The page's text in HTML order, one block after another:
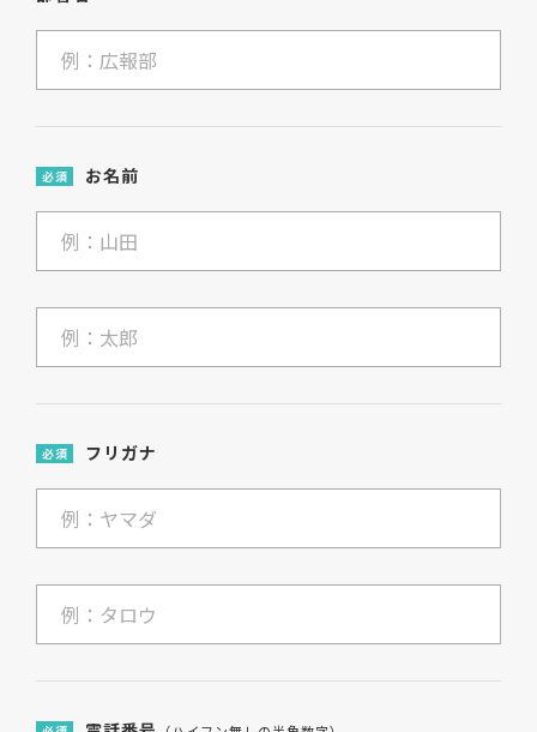
必須 お名前
必須 フリガナ